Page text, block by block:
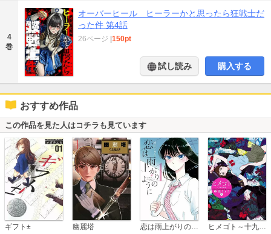
4
巻
オーバーヒール ヒーラーかと思ったら狂戦士だ
った件 第4話
26ページ |150pt
試し読み 購入する
おすすめ作品
この作品を見た人はコチラも見ています
ギフト± 幽麗塔